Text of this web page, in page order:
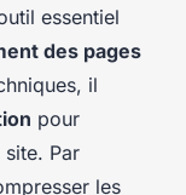
essentiel
des pages
il
pour
Par
les